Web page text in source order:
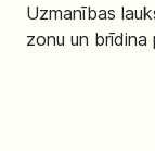
Uzmanības
zonu un brīdina